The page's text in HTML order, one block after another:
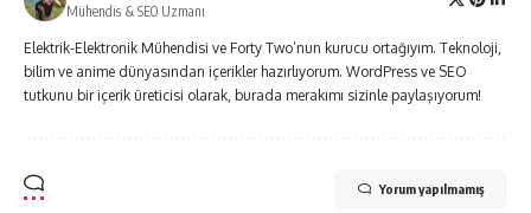
Mühendis & SEO Uzmanı
Elektrik-Elektronik Mühendisi ve Forty Two’nun kurucu ortağıyım. Teknoloji,
bilim ve anime dünyasından içerikler hazırlıyorum. WordPress ve SEO
tutkunu bir içerik üreticisi olarak, burada merakımı sizinle paylaşıyorum!
Yorum yapılmamış